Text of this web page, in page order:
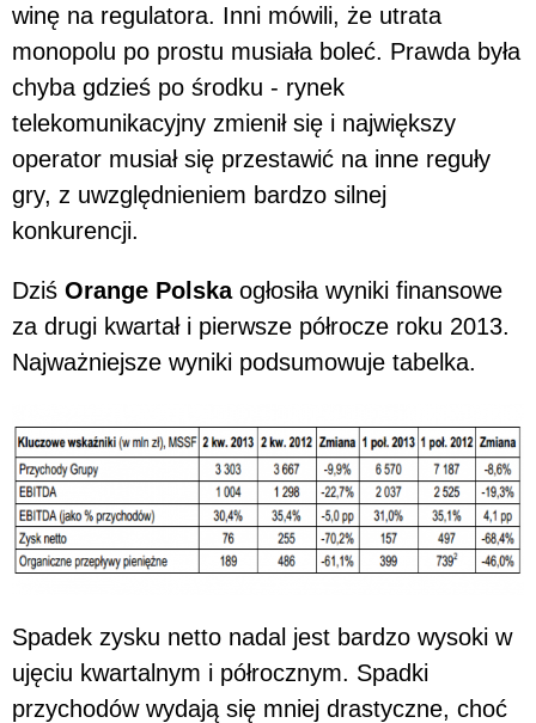
winę na regulatora. Inni mówili, że utrata
monopolu po prostu musiała boleć. Prawda była
chyba gdzieś po środku - rynek
telekomunikacyjny zmienił się i największy
operator musiał się przestawić na inne reguły
gry, z uwzględnieniem bardzo silnej
konkurencji.
Dziś Orange Polskaogłosiła wyniki finansowe
za drugi kwartał i pierwsze półrocze roku 2013.
Najważniejsze wyniki podsumowuje tabelka.
Spadek zysku netto nadal jest bardzo wysoki w
ujęciu kwartalnym i półrocznym. Spadki
przychodów wydają się mniej drastyczne, choć